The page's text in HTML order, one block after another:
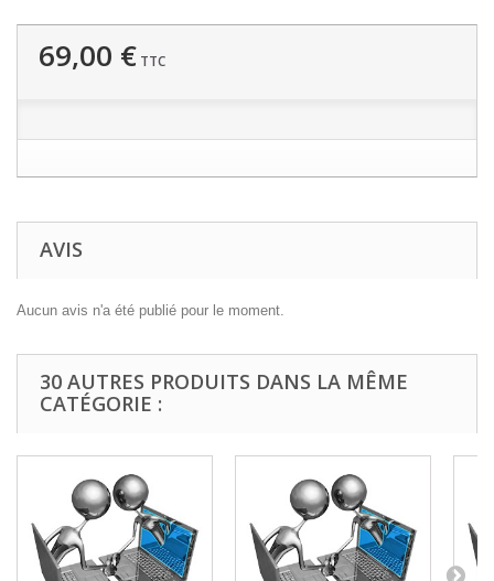
69,00 € TTC
AVIS
Aucun avis n'a été publié pour le moment.
30 AUTRES PRODUITS DANS LA MÊME
CATÉGORIE :